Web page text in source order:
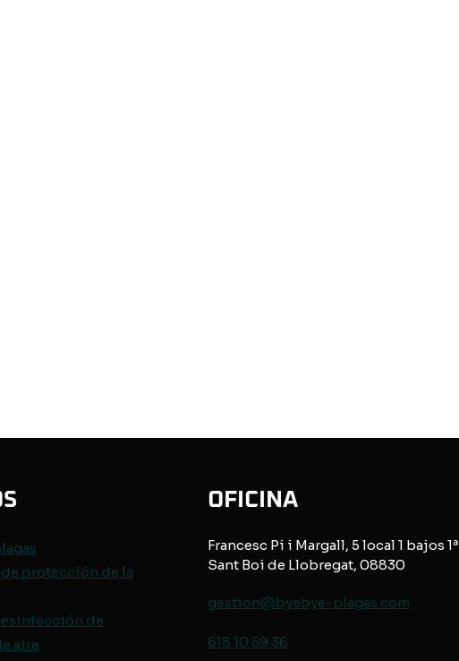
protección de la
de
aire
OFICINA
Francesc Pi i Margall, 5 local 1 bajos 1ª
Sant Boi de Llobregat, 08830
gestion@byebye-plagas.com
618 10 59 36